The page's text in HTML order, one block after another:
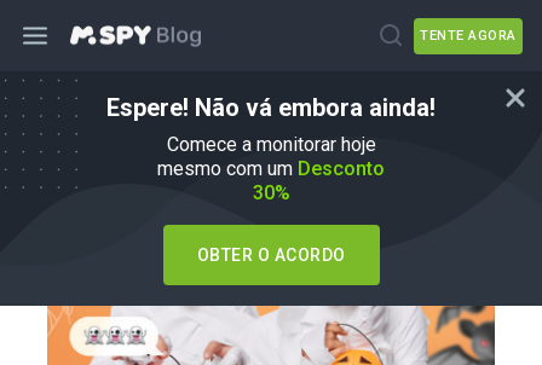
TENTE AGORA
Espere! Não vá embora ainda!
Comece a monitorar hoje
mesmo com um Desconto
30%
OBTER O ACORDO
Dicas para os pais